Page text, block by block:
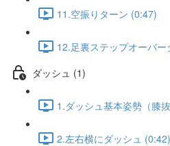
11.空振りターン (0:47)
12.足裏ステップオーバ
ダッシュ (1)
1.ダッシュ基本姿勢（膝
2.左右横にダッシュ (0:42)